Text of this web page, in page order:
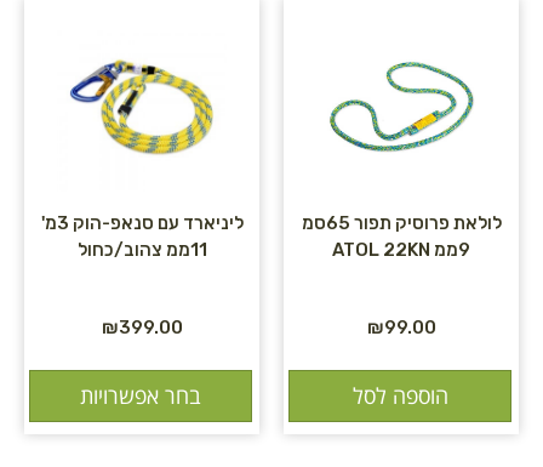
לולאת פרוסיק תפור 65סמ
9ממ ATOL 22KN
₪99.00
הוספה לסל
ליניארד עם סנאפ-הוק 3מ'
11ממ צהוב/כחול
₪399.00
בחר אפשרויות